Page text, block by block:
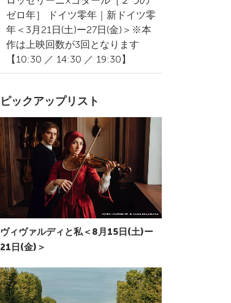
ゼロ年］ ドイツ零年｜新ドイツ零
年＜3月21日(土)ー27日(金)＞※本
作は上映回数が3回となります
【10:30 ／ 14:30 ／ 19:30】
ピックアップリスト
ヴィヴァルディと私＜8月15日(土)ー
21日(金)＞